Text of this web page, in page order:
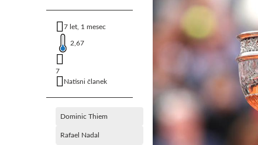
7 let, 1 mesec
2,67
7
Natisni članek
Dominic Thiem
Rafael Nadal